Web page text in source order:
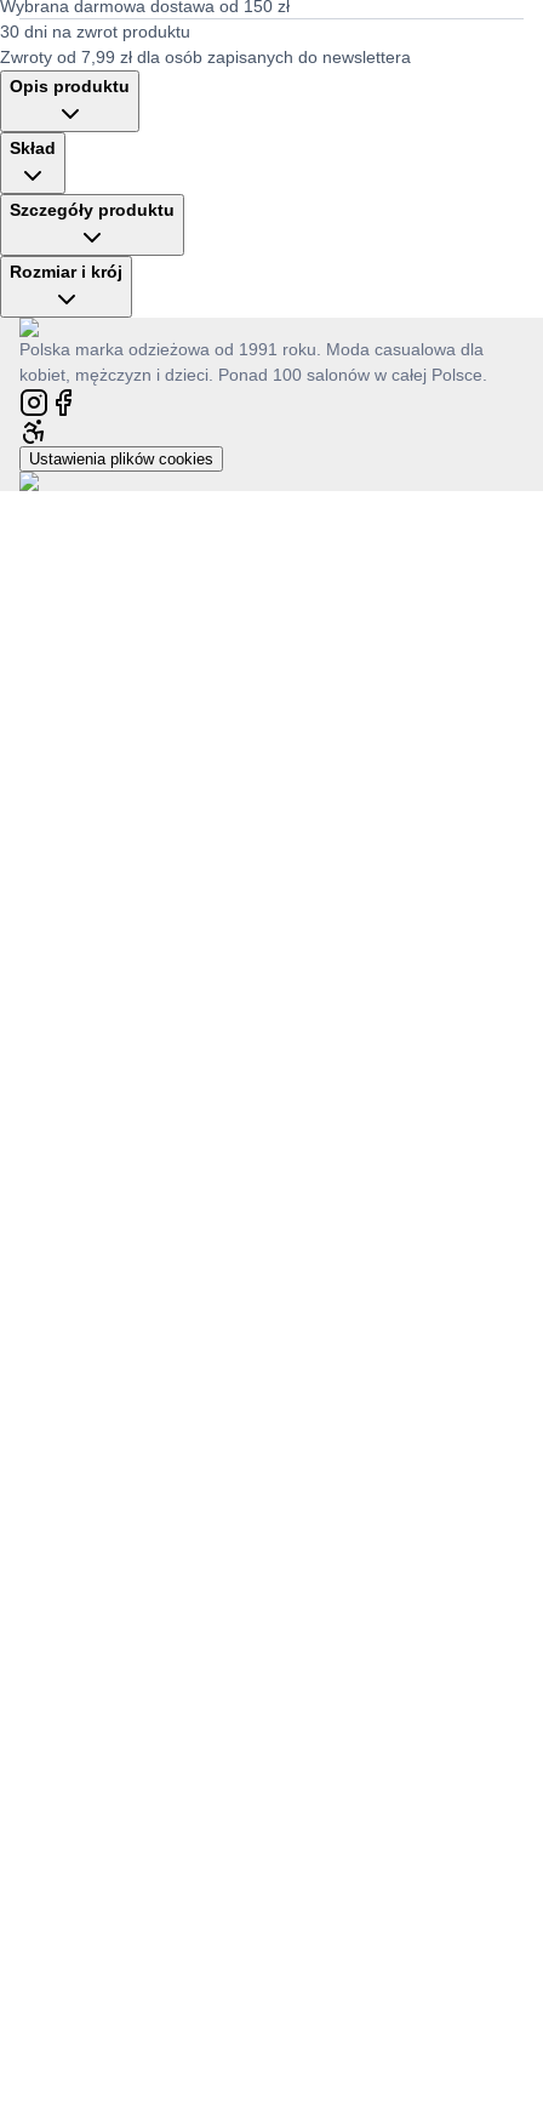
Wybrana darmowa dostawa od 150 zł
30 dni na zwrot produktu
Zwroty od 7,99 zł dla osób zapisanych do newslettera
Opis produktu
Skład
Szczegóły produktu
Rozmiar i krój
Polska marka odzieżowa od 1991 roku. Moda casualowa dla
kobiet, mężczyzn i dzieci. Ponad 100 salonów w całej Polsce.
Ustawienia plików cookies